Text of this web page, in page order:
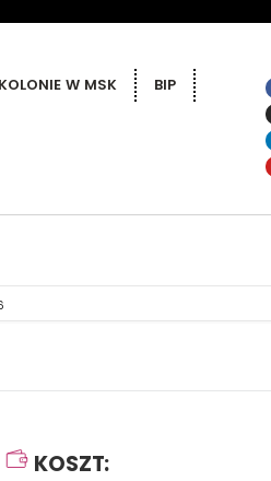
W MSK BIP
KOSZT: